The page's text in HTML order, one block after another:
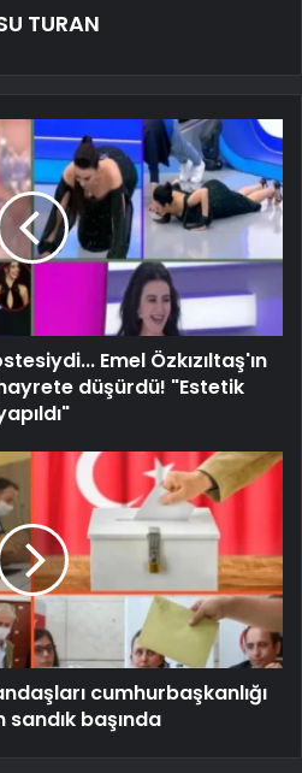
TURAN
Emel Özkızıltaş'ın
düşürdü! "Estetik
cumhurbaşkanlığı
sandık başında